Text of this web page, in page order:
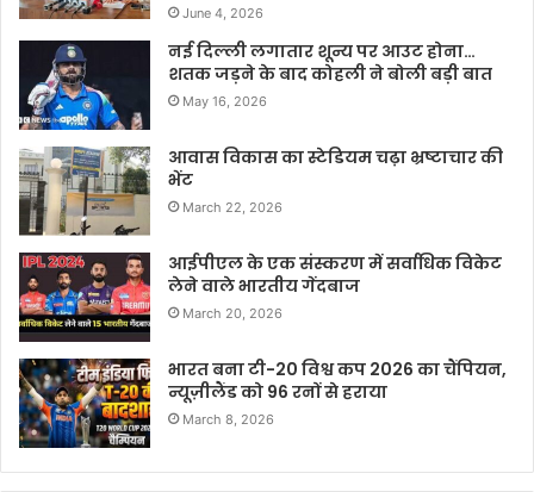
June 4, 2026
नई दिल्ली लगातार शून्य पर आउट होना…
शतक जड़ने के बाद कोहली ने बोली बड़ी बात
May 16, 2026
आवास विकास का स्टेडियम चढ़ा भ्रष्टाचार की
भेंट
March 22, 2026
आईपीएल के एक संस्करण में सर्वाधिक विकेट
लेने वाले भारतीय गेंदबाज
March 20, 2026
भारत बना टी-20 विश्व कप 2026 का चैंपियन,
न्यूज़ीलैंड को 96 रनों से हराया
March 8, 2026